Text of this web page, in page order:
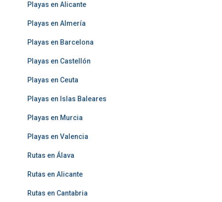
Playas en Alicante
Playas en Almería
Playas en Barcelona
Playas en Castellón
Playas en Ceuta
Playas en Islas Baleares
Playas en Murcia
Playas en Valencia
Rutas en Álava
Rutas en Alicante
Rutas en Cantabria